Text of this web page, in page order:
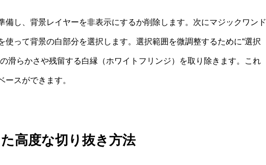
備し、背景レイヤーを非表示にするか削除します。次にマジックワンド
使って背景の白部分を選択します。選択範囲を微調整するために“選択
滑らかさや残留する白縁（ホワイトフリンジ）を取り除きます。これ
ースができます。
高度な切り抜き方法